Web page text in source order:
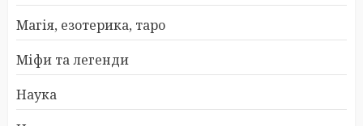
Магія, езотерика, таро
Міфи та легенди
Наука